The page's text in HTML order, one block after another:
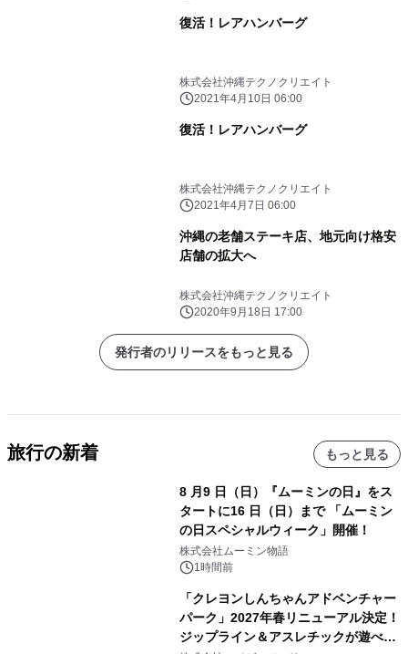
復活！レアハンバーグ
株式会社沖縄テクノクリエイト
2021年4月10日 06:00
復活！レアハンバーグ
株式会社沖縄テクノクリエイト
2021年4月7日 06:00
沖縄の老舗ステーキ店、地元向け格安
店舗の拡大へ
株式会社沖縄テクノクリエイト
2020年9月18日 17:00
発行者のリリースをもっと見る
旅行の新着 もっと見る
8 月9 日（日）『ムーミンの日』をス
タートに16 日（日）まで 「ムーミン
の日スペシャルウィーク」開催！
株式会社ムーミン物語
1時間前
「クレヨンしんちゃんアドベンチャー
パーク」2027年春リニューアル決定！
ジップライン＆アスレチックが遊べる